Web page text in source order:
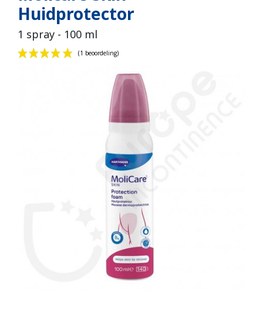
Huidprotector
1 spray - 100 ml
(1 beoordeling)